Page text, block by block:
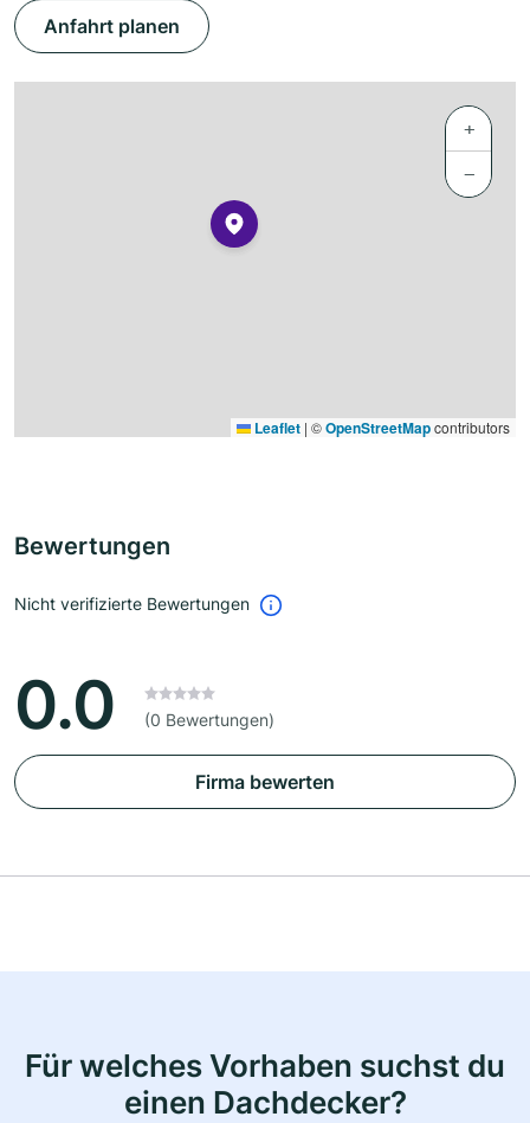
Anfahrt planen
+
−
Leaflet | ©OpenStreetMapcontributors
Bewertungen
Nicht verifizierte Bewertungen
0.0 (0 Bewertungen)
Firma bewerten
Für welches Vorhaben suchst du
einen Dachdecker?